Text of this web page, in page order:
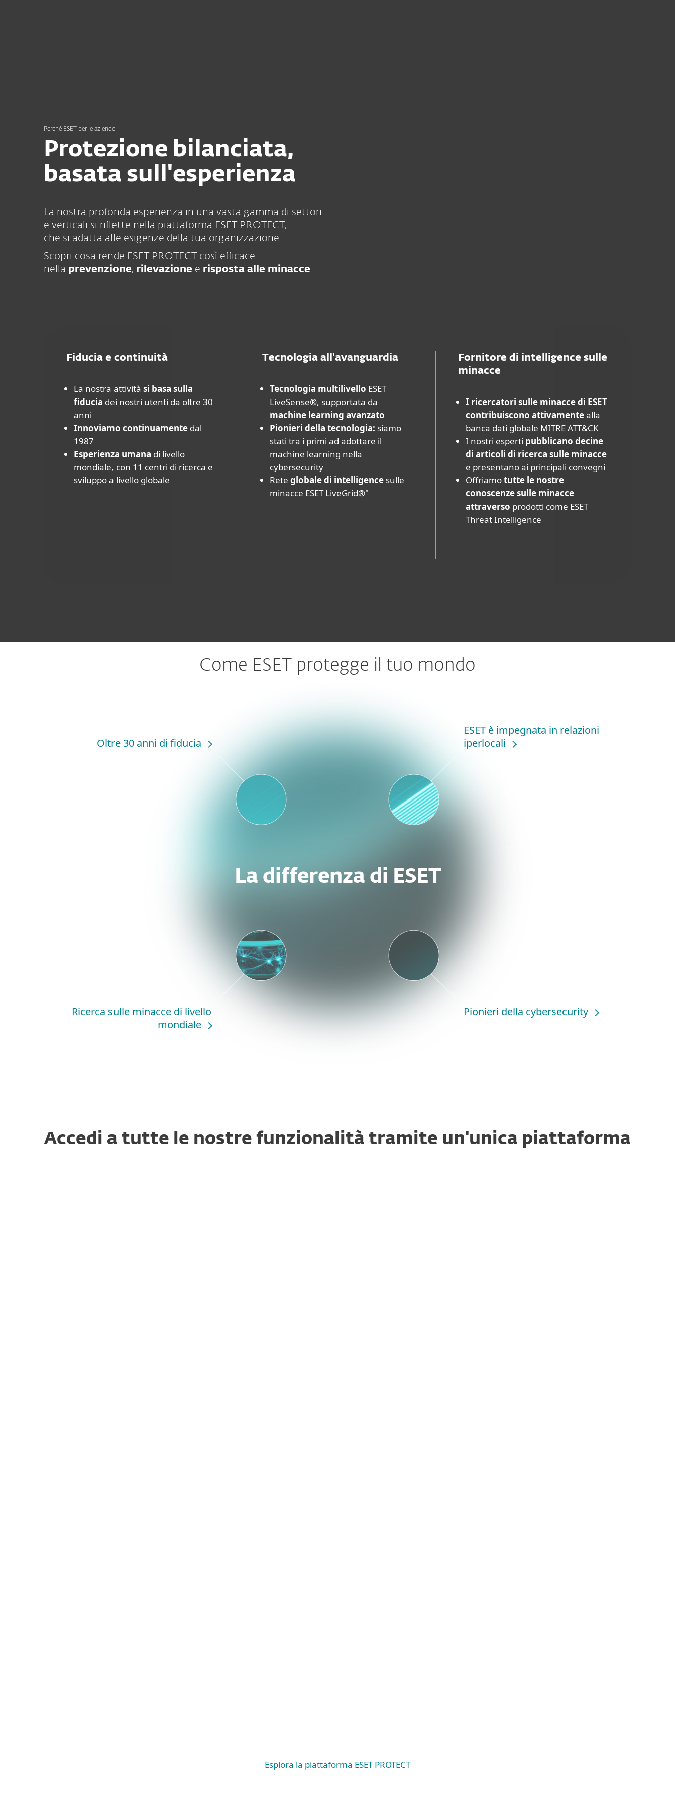
Perché ESET per le aziende
Protezione bilanciata,
basata sull'esperienza
La nostra profonda esperienza in una vasta gamma di settori
e verticali si riflette nella piattaforma ESET PROTECT,
che si adatta alle esigenze della tua organizzazione.
Scopri cosa rende ESET PROTECT così efficace
nella prevenzione, rilevazione e risposta alle minacce.
Fiducia e continuità
La nostra attività si basa sulla
fiducia dei nostri utenti da oltre 30
anni
Innoviamo continuamente dal
1987
Esperienza umana di livello
mondiale, con 11 centri di ricerca e
sviluppo a livello globale
Tecnologia all'avanguardia
Tecnologia multilivello ESET
LiveSense®, supportata da
machine learning avanzato
Pionieri della tecnologia: siamo
stati tra i primi ad adottare il
machine learning nella
cybersecurity
Rete globale di intelligence sulle
minacce ESET LiveGrid®"
Fornitore di intelligence sulle
minacce
I ricercatori sulle minacce di ESET
contribuiscono attivamentealla
banca dati globale MITRE ATT&CK
I nostri esperti pubblicano decine
di articoli di ricerca sulle minacce
e presentano ai principali convegni
Offriamotutte le nostre
conoscenze sulle minacce
attraverso prodotti come ESET
Threat Intelligence
Come ESET protegge il tuo mondo
Oltre 30 anni di fiducia
ESET è impegnata in relazioni
iperlocali
Ricerca sulle minacce di livello
mondiale
Pionieri della cybersecurity
La differenza di ESET
Accedi a tutte le nostre funzionalità tramite un'unica piattaforma
Esplora la piattaforma ESET PROTECT